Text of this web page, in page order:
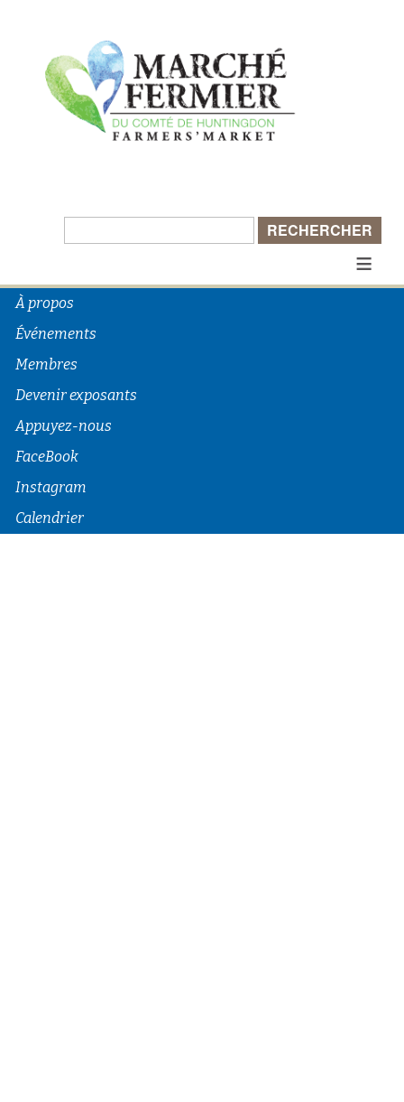
≡
À propos
Événements
Membres
Devenir exposants
Appuyez-nous
FaceBook
Instagram
Calendrier